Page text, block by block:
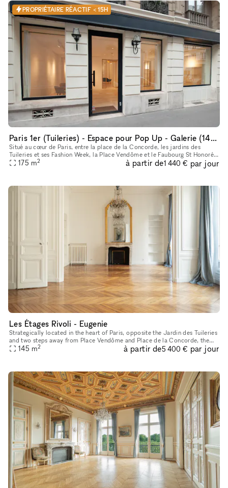
PROPRIÉTAIRE RÉACTIF < 15H
Paris 1er (Tuileries) - Espace pour Pop Up - Galerie (140 m2 + Sous sol 35 m2)
Situé au cœur de Paris, entre la place de la Concorde, les jardins des
Tuileries et ses Fashion Week, la Place Vendôme et le Faubourg St Honoré,
l’espace dispose d’une adresse unique à côté des hôtel
175 m2 à partir de1 440 € par jour
Les Étages Rivoli - Eugenie
Strategically located in the heart of Paris, opposite the Jardin des Tuileries
and two steps away from Place Vendôme and Place de la Concorde, the
showroom features the style and charm of a typically
145 m2 à partir de5 400 € par jour